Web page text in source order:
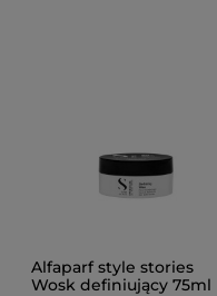
Alfaparf style stories
Wosk definiujący 75ml